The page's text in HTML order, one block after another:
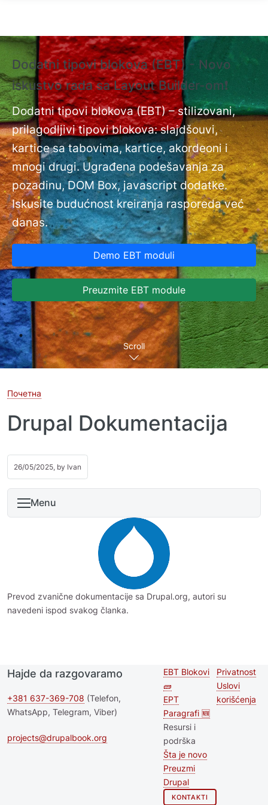
Dodatni tipovi blokova (EBT) - Novo
iskustvo rada sa Layout Builder-om❗
Dodatni tipovi blokova (EBT) – stilizovani,
prilagodljivi tipovi blokova: slajdšouvi,
kartice sa tabovima, kartice, akordeoni i
mnogi drugi. Ugrađena podešavanja za
pozadinu, DOM Box, javascript dodatke.
Iskusite budućnost kreiranja rasporeda već
danas.
Demo EBT moduli
Preuzmite EBT module
na
Scroll
Почетна
Drupal Dokumentacija
26/05/2025, by Ivan
Menu
Prevod zvanične dokumentacije sa Drupal.org, autori su
navedeni ispod svakog članka.
Hajde da razgovaramo
+381 637-369-708 (Telefon,
WhatsApp, Telegram, Viber)
projects@drupalbook.org
Second
footer
menu
EBT Blokovi
🧱
EPT
Paragrafi 🆕
Resursi i
podrška
Šta je novo
Preuzmi
Drupal
KONTAKTI
Footer
Privatnost
Uslovi
korišćenja